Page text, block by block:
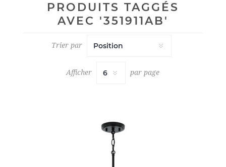
PRODUITS TAGGÉS
AVEC '351911AB'
Trier par
Afficher par page